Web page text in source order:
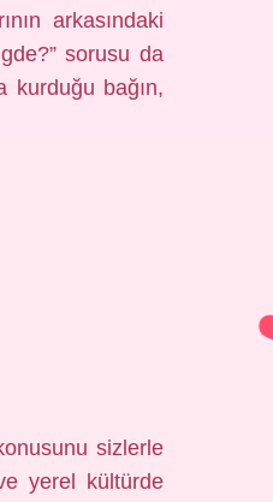
arkasındaki
sorusu da
kurduğu bağın,
sizlerle
yerel kültürde